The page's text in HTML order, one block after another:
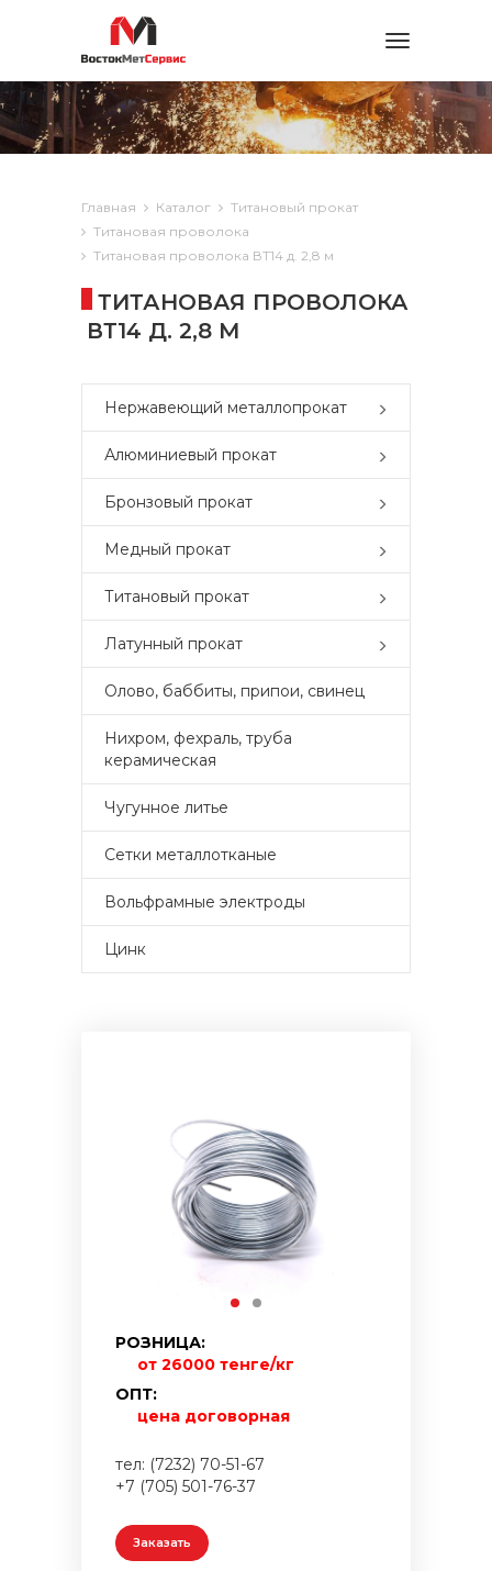
Toggle
Главная Каталог
Титановый прокат
Титановая проволока
Титановая проволока ВТ14 д. 2,8 м
ТИТАНОВАЯ ПРОВОЛОКА
ВТ14 Д. 2,8 М
Нержавеющий металлопрокат
Алюминиевый прокат
Бронзовый прокат
Медный прокат
Титановый прокат
Латунный прокат
Олово, баббиты, припои, свинец
Нихром, фехраль, труба
керамическая
Чугунное литье
Сетки металлотканые
Вольфрамные электроды
Цинк
РОЗНИЦА:
от 26000 тенге/кг
ОПТ:
цена договорная
тел: (7232) 70-51-67
+7 (705) 501-76-37
Заказать